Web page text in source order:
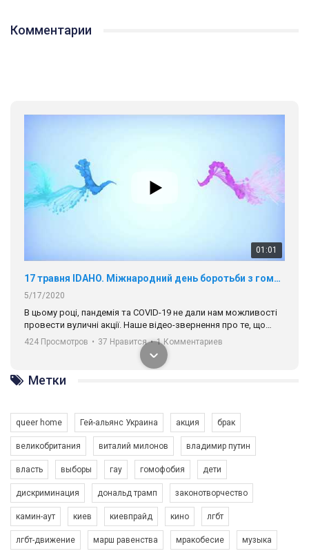
Комментарии
17 травня IDAHO. Міжнародний день боротьби з гомофобією трансфобією і біфобія.
В цьому році, пандемія та COVІD-19 не дали нам можливості
провести вуличні акції. Наше відео-звернення про те, що
навіть коли ми у різних містах та не можемо зустрінеться, ми
разом. Ми закликаємо всіх хто поділяє цінності рівності та
солідарності, приєднатися до нас. Регіональні підрозділи
ГАУ є в 16 областях України.
Разом наш голос лунає гучніше!
424 Просмотров • 37 Нравится • 1 Комментариев
6/30/2017
Метки
queer home Гей-альянс Украина акция брак
великобритания виталий милонов владимир путин
власть выборы гау гомофобия дети
дискриминация дональд трамп законотворчество
камин-аут киев киевпрайд кино лгбт
лгбт-движение марш равенства мракобесие музыка